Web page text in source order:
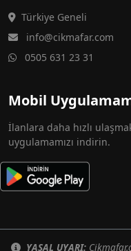
Türkiye Geneli
info@cikmafar.com
0505 631 23 31
Mobil
İlanlara daha hızlı
uygulamamızı indirin.
YASAL UYARI: